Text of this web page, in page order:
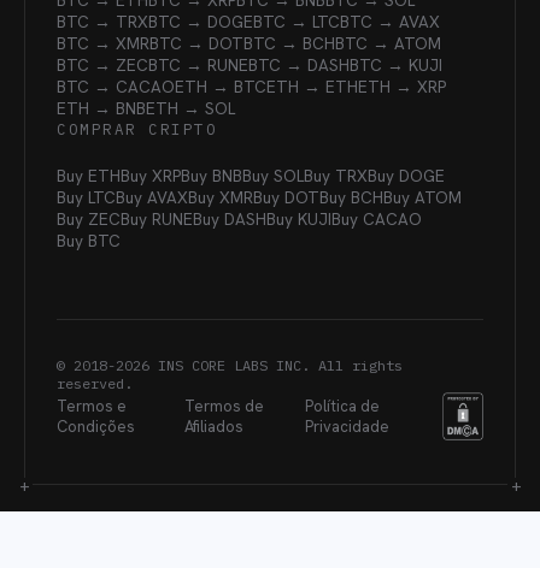
BTC → TRXBTC → DOGEBTC → LTCBTC → AVAX
BTC → XMRBTC → DOTBTC → BCHBTC → ATOM
BTC → ZECBTC → RUNEBTC → DASHBTC → KUJI
BTC → CACAOETH → BTCETH → ETHETH → XRP
ETH → BNBETH → SOL
COMPRAR CRIPTO
Buy ETHBuy XRPBuy BNBBuy SOLBuy TRXBuy DOGE
Buy LTCBuy AVAXBuy XMRBuy DOTBuy BCHBuy ATOM
Buy ZECBuy RUNEBuy DASHBuy KUJIBuy CACAO
Buy BTC
© 2018-2026 INS CORE LABS INC. All rights
reserved.
Termos e
Condições
Termos de
Afiliados
Política de
Privacidade